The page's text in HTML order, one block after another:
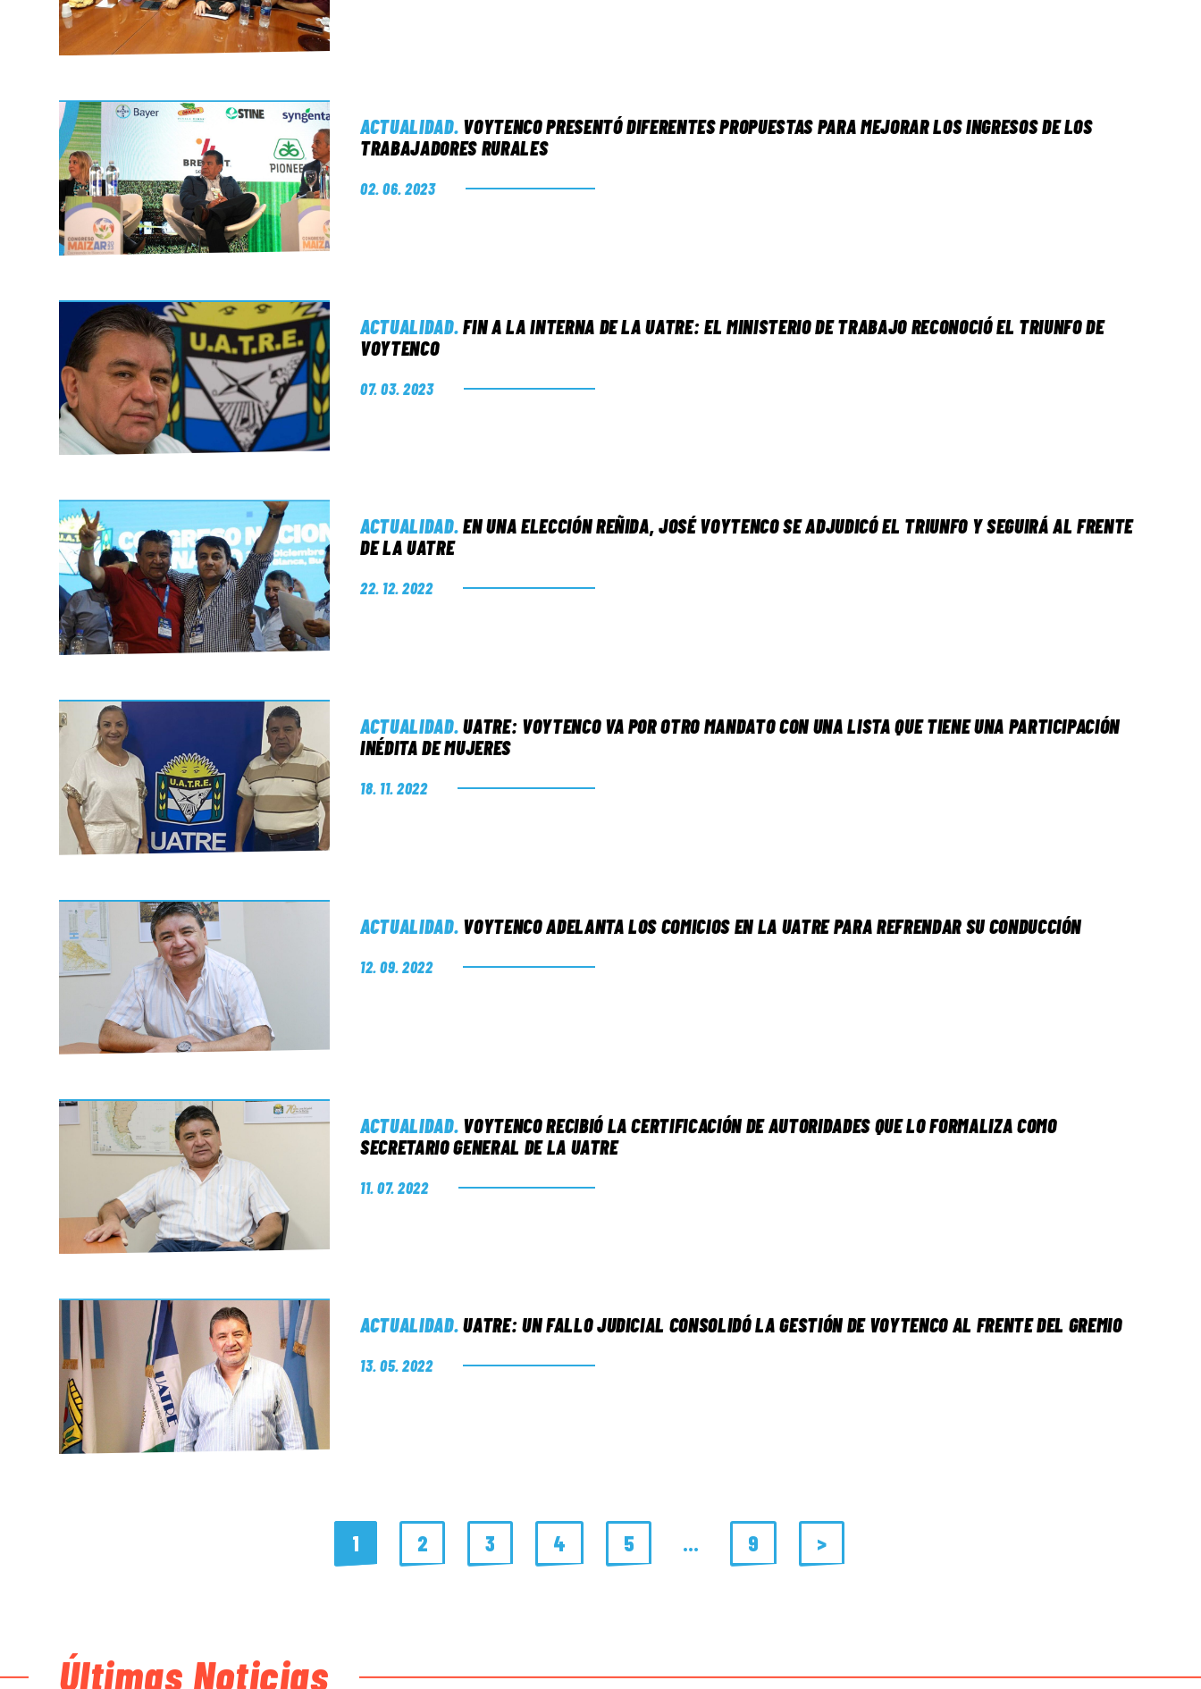
ACTUALIDAD. VOYTENCO PRESENTÓ DIFERENTES PROPUESTAS PARA MEJORAR LOS INGRESOS DE LOS
TRABAJADORES RURALES
02. 06. 2023
ACTUALIDAD. FIN A LA INTERNA DE LA UATRE: EL MINISTERIO DE TRABAJO RECONOCIÓ EL TRIUNFO DE
VOYTENCO
07. 03. 2023
ACTUALIDAD. EN UNA ELECCIÓN REÑIDA, JOSÉ VOYTENCO SE ADJUDICÓ EL TRIUNFO Y SEGUIRÁ AL FRENTE
DE LA UATRE
22. 12. 2022
ACTUALIDAD. UATRE: VOYTENCO VA POR OTRO MANDATO CON UNA LISTA QUE TIENE UNA PARTICIPACIÓN
INÉDITA DE MUJERES
18. 11. 2022
ACTUALIDAD. VOYTENCO ADELANTA LOS COMICIOS EN LA UATRE PARA REFRENDAR SU CONDUCCIÓN
12. 09. 2022
ACTUALIDAD. VOYTENCO RECIBIÓ LA CERTIFICACIÓN DE AUTORIDADES QUE LO FORMALIZA COMO
SECRETARIO GENERAL DE LA UATRE
11. 07. 2022
ACTUALIDAD. UATRE: UN FALLO JUDICIAL CONSOLIDÓ LA GESTIÓN DE VOYTENCO AL FRENTE DEL GREMIO
13. 05. 2022
1 2 3 4 5 … 9 >
Últimas Noticias